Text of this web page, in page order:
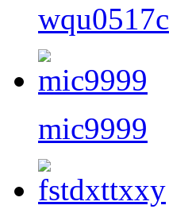
wqu0517c
mic9999